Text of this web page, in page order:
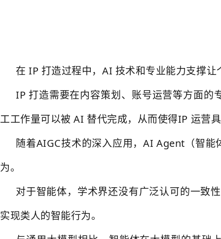
在 IP 打造过程中，AI 技术和专业能力支撑让
IP 打造需要在内容策划、账号运营等方面
工工作量可以被 AI 替代完成，从而使得IP 运营
随着AIGC技术的深入应用，AI Agent（智
为。
对于智能体，学术界还没有广泛认可的一致
实现类人的智能行为。